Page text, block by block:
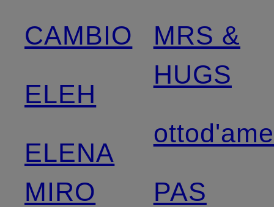
CAMBIO
ELEH
ELENA
MIRO
MRS &
HUGS
ottod'ame
PAS